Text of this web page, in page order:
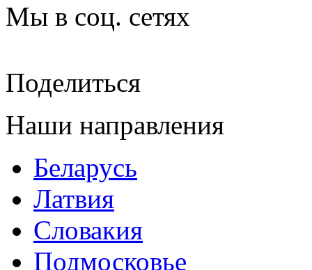
Мы в соц. сетях
Поделиться
Наши направления
Беларусь
Латвия
Словакия
Подмосковье